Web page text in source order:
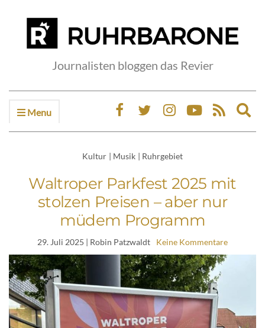
Journalisten bloggen das Revier
Menu
Kultur | Musik | Ruhrgebiet
Waltroper Parkfest 2025 mit
stolzen Preisen – aber nur
müdem Programm
29. Juli 2025 | Robin Patzwaldt Keine Kommentare